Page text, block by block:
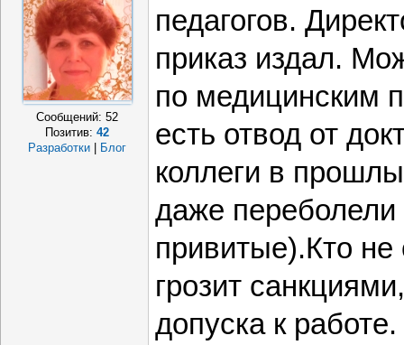
Сообщений: 52
Позитив: 42
Разработки
Блог
педагогов.
приказ издал.
по медицинским
есть отвод от
коллеги в
даже
привитые).Кто не
грозит
допуска к